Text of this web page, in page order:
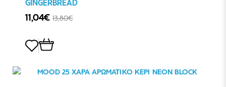
GINGERBREAD
11,04€ 13,80€